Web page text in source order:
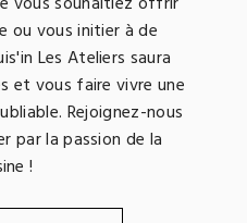
ou vous initier à de
Les Ateliers saura
et vous faire vivre une
Rejoignez-nous
par la passion de la
!